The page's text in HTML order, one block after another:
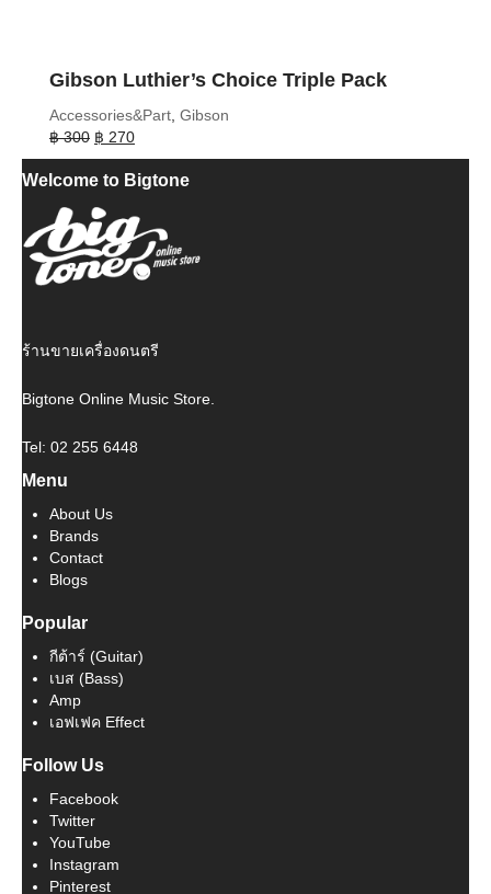
Gibson Luthier’s Choice Triple Pack
Accessories&Part Gibson
฿300 Original
price
was:
฿ 270Current
price
is:
Welcome to Bigtone
ร้านขายเครื่องดนตรี
Bigtone Online Music Store.
Tel: 02 255 6448
Menu
About Us
Brands
Contact
Blogs
Popular
กีต้าร์ (Guitar)
เบส (Bass)
Amp
เอฟเฟค Effect
Follow Us
Facebook
Twitter
YouTube
Instagram
Pinterest